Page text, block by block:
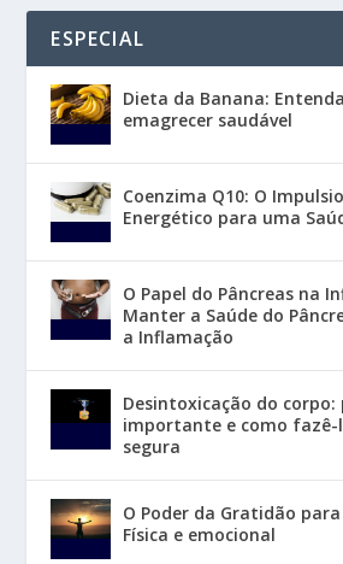
ESPECIAL
Dieta da Banana:
emagrecer saudável
Coenzima Q10: O
Energético para uma
O Papel do Pâncreas na
Manter a Saúde do
a Inflamação
Desintoxicação do corpo:
importante e como
segura
O Poder da Gratidão
Física e emocional